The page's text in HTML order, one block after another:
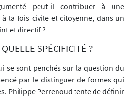
peut-il contribuer à une
la fois civile et citoyenne, dans un
et directif ?
SPÉCIFICITÉ ?
se sont penchés sur la question du
par le distinguer de formes qui
Philippe Perrenoud tente de définir